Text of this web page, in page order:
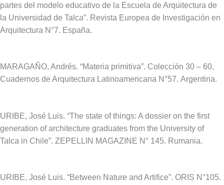
partes del modelo educativo de la Escuela de Arquitectura de
la Universidad de Talca”. Revista Europea de Investigación en
Arquitectura N°7. España.
MARAGAÑO, Andrés. “Materia primitiva”. Colección 30 – 60,
Cuadernos de Arquitectura Latinoamericana N°57. Argentina.
URIBE, José Luis. “The state of things: A dossier on the first
generation of architecture graduates from the University of
Talca in Chile”. ZEPELLIN MAGAZINE N° 145. Rumania.
URIBE, José Luis. “Between Nature and Artifice”. ORIS N°105.